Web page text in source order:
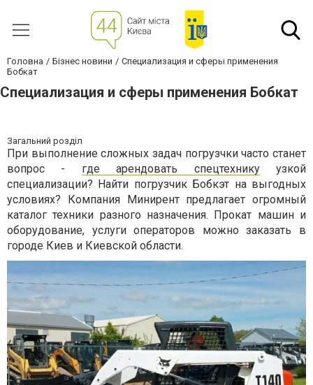
Головна Бізнес новини
Специализация и сферы применения
Бобкат
Специализация и сферы применения Бобкат
Загальний розділ
При выполнение сложных задач погрузчки часто станет
вопрос - где арендовать спецтехникуузкой
специализации? Найти погрузчик Бобкэт на выгодных
условиях? Компания Минирент предлагает огромный
каталог техники разного назначения. Прокат машин и
оборудование, услуги операторов можно заказать в
городе Киев и Киевской области.